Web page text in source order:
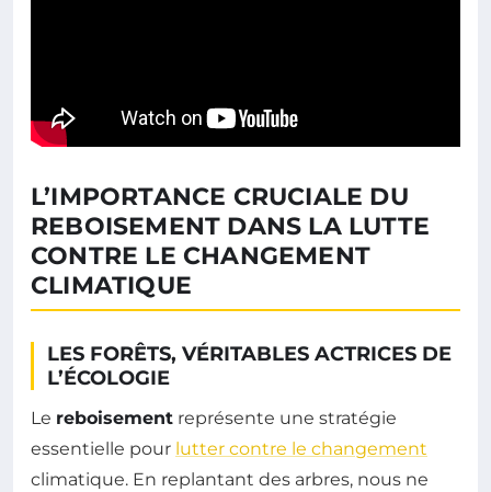
L’IMPORTANCE CRUCIALE DU
REBOISEMENT DANS LA LUTTE
CONTRE LE CHANGEMENT
CLIMATIQUE
LES FORÊTS, VÉRITABLES ACTRICES DE
L’ÉCOLOGIE
Le reboisement représente une stratégie
essentielle pour lutter contre le changement
climatique. En replantant des arbres, nous ne